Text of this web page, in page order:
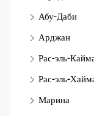
Абу-Даби
Арджан
Рас-эль-
Рас-эль-
Марина